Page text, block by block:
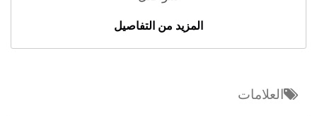
المزيد من التفاصيل
العلامات